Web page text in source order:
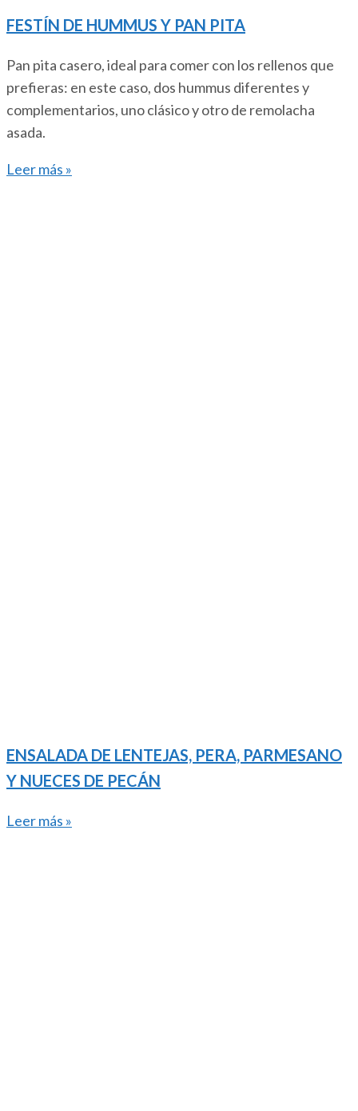
FESTÍN DE HUMMUS Y PAN PITA
Pan pita casero, ideal para comer con los rellenos que
prefieras: en este caso, dos hummus diferentes y
complementarios, uno clásico y otro de remolacha
asada.
Leer más »
ENSALADA DE LENTEJAS, PERA, PARMESANO
Y NUECES DE PECÁN
Leer más »